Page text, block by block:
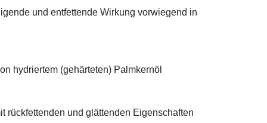
und entfettende Wirkung vorwiegend in
hydriertem (gehärteten) Palmkernöl
rückfettenden und glättenden Eigenschaften